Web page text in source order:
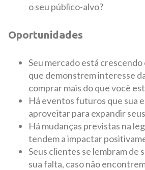
o seu público-alvo?
Oportunidades
Seu mercado está
que demonstrem interesse
comprar mais do que você
Há eventos futuros que sua
aproveitar para expandir
Há mudanças previstas na
tendem a impactar
Seus clientes se lembram de
sua falta, caso não